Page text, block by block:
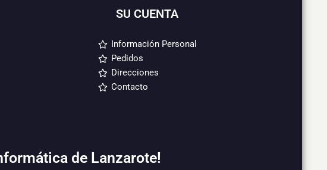
SU CUENTA
Información Personal
Pedidos
Direcciones
Contacto
de Lanzarote!